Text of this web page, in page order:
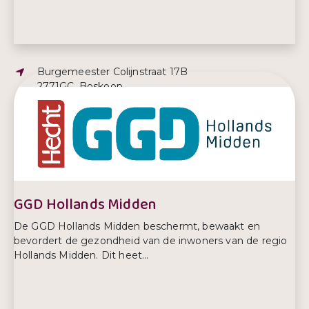
Adres:
Burgemeester Colijnstraat 17B
2771GC, Boskoop
E-mailadres:
gerdine@esdoornpsychologie.nl
Telefoonnummer:
06 2917 5230
GGD Hollands Midden
De GGD Hollands Midden beschermt, bewaakt en
bevordert de gezondheid van de inwoners van de regio
Hollands Midden. Dit heet...